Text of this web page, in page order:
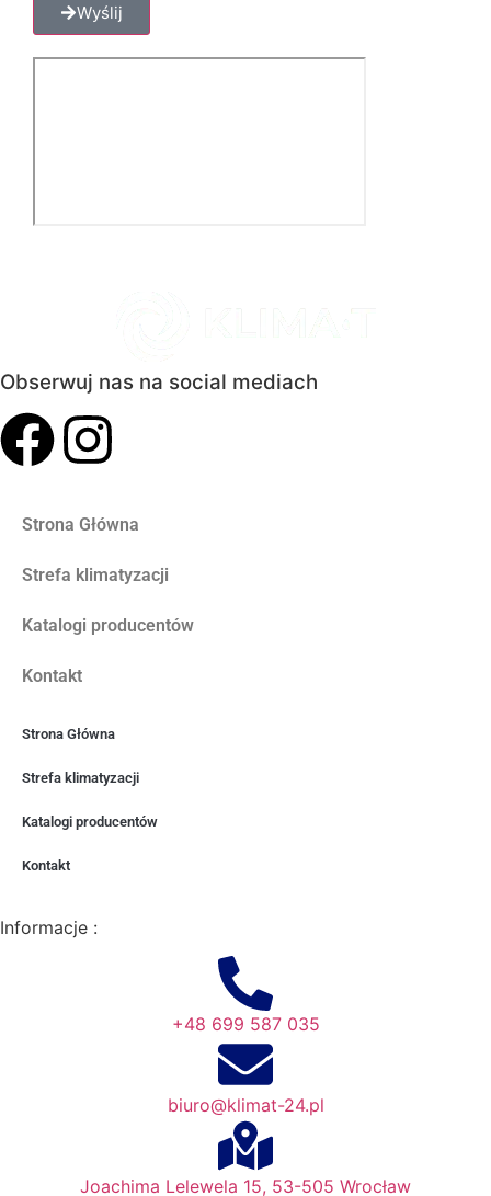
Wyślij
Obserwuj nas na social mediach
Strona Główna
Strefa klimatyzacji
Katalogi producentów
Kontakt
Strona Główna
Strefa klimatyzacji
Katalogi producentów
Kontakt
Informacje :
+48 699 587 035
biuro@klimat-24.pl
Joachima Lelewela 15, 53-505 Wrocław